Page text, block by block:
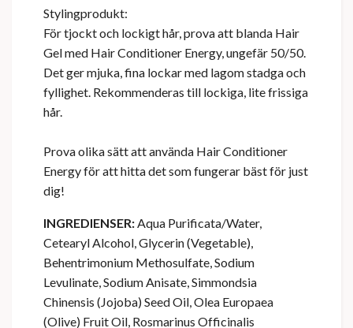
Stylingprodukt:
För tjockt och lockigt hår, prova att blanda Hair
Gel med Hair Conditioner Energy, ungefär 50/50.
Det ger mjuka, fina lockar med lagom stadga och
fyllighet. Rekommenderas till lockiga, lite frissiga
hår.
Prova olika sätt att använda Hair Conditioner
Energy för att hitta det som fungerar bäst för just
dig!
INGREDIENSER:Aqua Purificata/Water,
Cetearyl Alcohol, Glycerin (Vegetable),
Behentrimonium Methosulfate, Sodium
Levulinate, Sodium Anisate, Simmondsia
Chinensis (Jojoba) Seed Oil, Olea Europaea
(Olive) Fruit Oil, Rosmarinus Officinalis